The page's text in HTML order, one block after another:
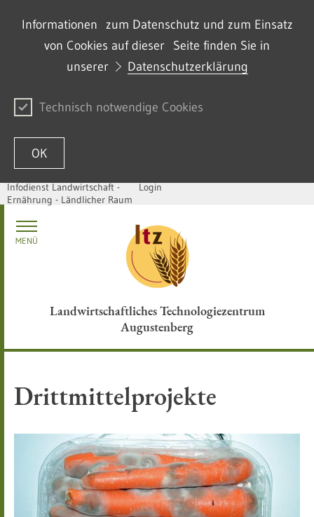
Informationen zum Datenschutz und zum Einsatz
von Cookies auf dieser Seite finden Sie in
unserer
Datenschutzerklärung
Technisch notwendige Cookies
OK
Passer au contenu
Infodienst Landwirtschaft -
Ernährung - Ländlicher Raum
Login
Landwirtschaftliches Technologiezentrum
Augustenberg
MENÜ
Drittmittelprojekte